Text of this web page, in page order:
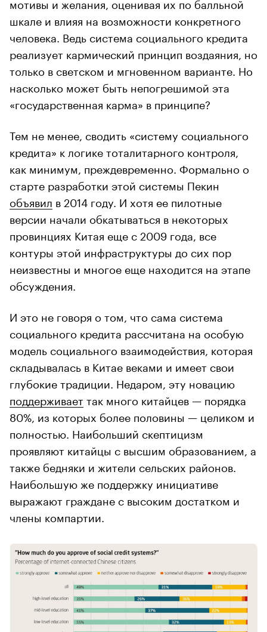
шкале и влияя на возможности конкретного
человека. Ведь система социального кредита
реализует кармический принцип воздаяния, но
только в светском и мгновенном варианте. Но
насколько может быть непогрешимой эта
«государственная карма» в принципе?
Тем не менее, сводить «систему социального
кредита» к логике тоталитарного контроля,
как минимум, преждевременно. Формально о
старте разработки этой системы Пекин
объявил в 2014 году. И хотя ее пилотные
версии начали обкатываться в некоторых
провинциях Китая еще с 2009 года, все
контуры этой инфраструктуры до сих пор
неизвестны и многое еще находится на этапе
обсуждения.
И это не говоря о том, что сама система
социального кредита рассчитана на особую
модель социального взаимодействия, которая
складывалась в Китае веками и имеет свои
глубокие традиции. Недаром, эту новацию
поддерживаеттак много китайцев — порядка
80%, из которых более половины — целиком и
полностью. Наибольший скептицизм
проявляют китайцы с высшим образованием, а
также бедняки и жители сельских районов.
Наибольшую же поддержку инициативе
выражают граждане с высоким достатком и
члены компартии.